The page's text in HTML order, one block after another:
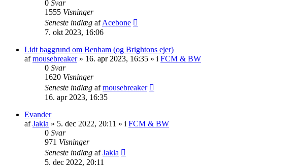
0 Svar
1555 Visninger
Seneste indlæg afAcebone
7. okt 2023, 16:06
Lidt baggrund om Benham (og Brightons ejer)
afmousebreaker» 16. apr 2023, 16:35 » i FCM & BW
0 Svar
1620 Visninger
Seneste indlæg afmousebreaker
16. apr 2023, 16:35
Evander
afJakla » 5. dec 2022, 20:11 » i FCM & BW
0 Svar
971 Visninger
Seneste indlæg afJakla
5. dec 2022, 20:11